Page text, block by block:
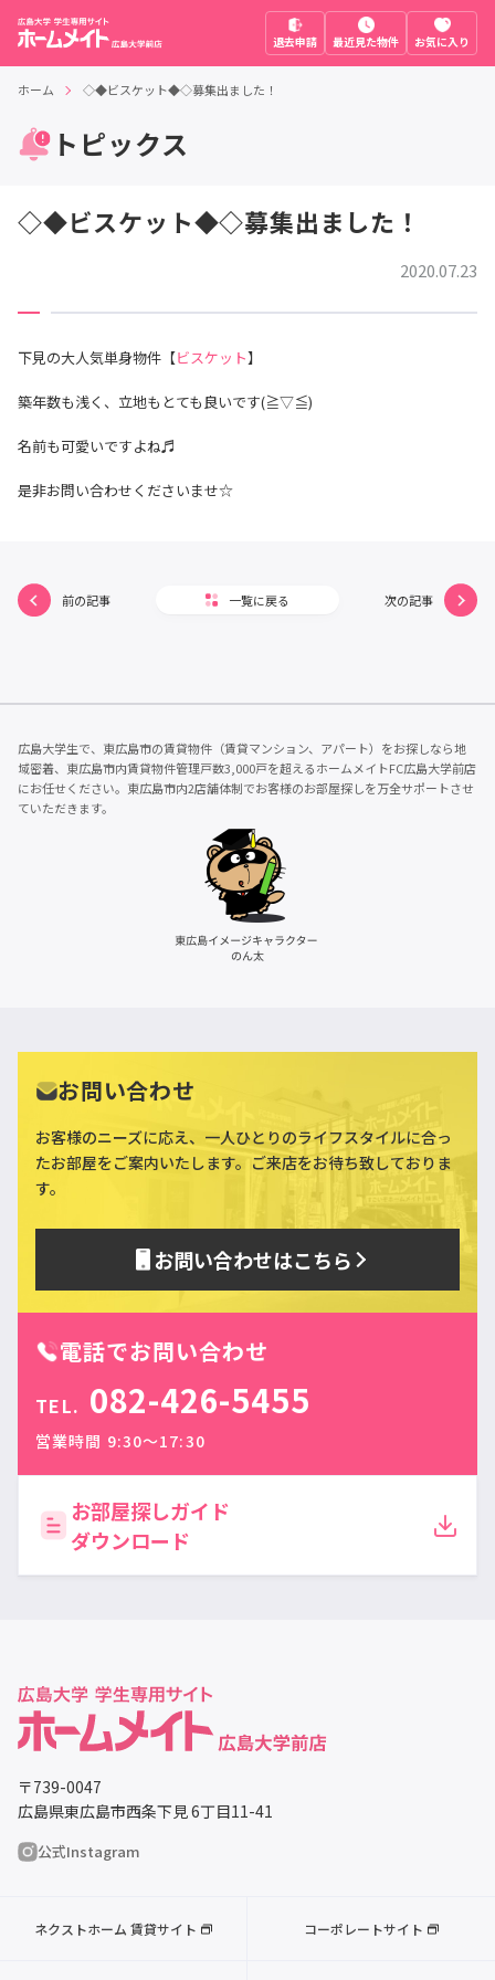
退去申請 最近見た物件 お気に入り
ホーム ◇◆ビスケット◆◇募集出ました！
トピックス
◇◆ビスケット◆◇募集出ました！
2020.07.23
下見の大人気単身物件【ビスケット】
築年数も浅く、立地もとても良いです(≧▽≦)
名前も可愛いですよね♬
是非お問い合わせくださいませ☆
前の記事 一覧に戻る 次の記事
広島大学生で、東広島市の賃貸物件（賃貸マンション、アパート）をお探しなら地
域密着、東広島市内賃貸物件管理戸数3,000戸を超えるホームメイトFC広島大学前店
にお任せください。東広島市内2店舗体制でお客様のお部屋探しを万全サポートさせ
ていただきます。
お問い合わせ
お客様のニーズに応え、一人ひとりのライフスタイルに合っ
たお部屋をご案内いたします。ご来店をお待ち致しておりま
す。
お問い合わせはこちら
電話でお問い合わせ
TEL. 082-426-5455
営業時間 9:30〜17:30
お部屋探しガイド
ダウンロード
〒739-0047
広島県東広島市西条下見 6丁目11-41
公式Instagram
ネクストホーム 賃貸サイト コーポレートサイト